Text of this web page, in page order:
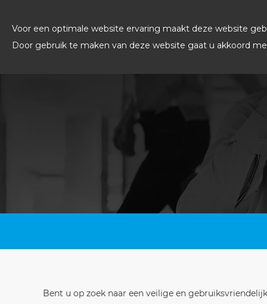
Voor een optimale website ervaring maakt deze website
Door gebruik te maken van deze website gaat u akkoord
Bent u op zoek naar een veilige en